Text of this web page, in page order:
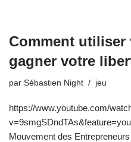
Comment
gagner votre
par Sébastien Night jeu
https://www.youtube.com/
Mouvement des